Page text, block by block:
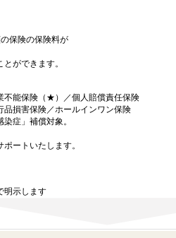
保険の保険料が
ができます。
不能保険（★）／個人賠償責任保険
損害保険／ホールインワン保険
症」補償対象。
ートいたします。
明示します